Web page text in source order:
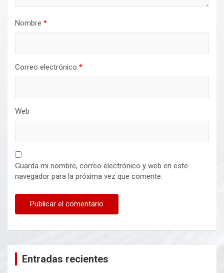
Nombre *
Correo electrónico *
Web
Guarda mi nombre, correo electrónico y web en este
navegador para la próxima vez que comente.
Entradas recientes